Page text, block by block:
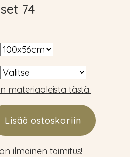
74
materiaaleista tästä.
Lisää ostoskoriin
ilmainen toimitus!